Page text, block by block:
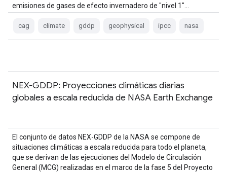
emisiones de gases de efecto invernadero de "nivel 1"…
cag climate gddp geophysical ipcc nasa
NEX-GDDP: Proyecciones climáticas diarias
globales a escala reducida de NASA Earth Exchange
El conjunto de datos NEX-GDDP de la NASA se compone de
situaciones climáticas a escala reducida para todo el planeta,
que se derivan de las ejecuciones del Modelo de Circulación
General (MCG) realizadas en el marco de la fase 5 del Proyecto